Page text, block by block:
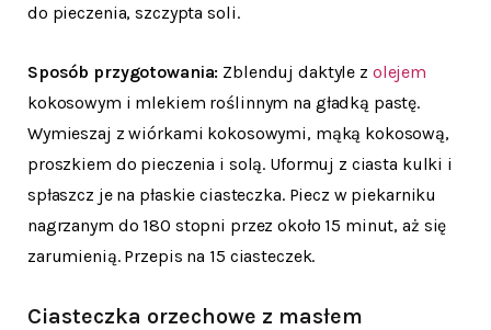
do pieczenia, szczypta soli.
Sposób przygotowania: Zblenduj daktyle z olejem
kokosowym i mlekiem roślinnym na gładką pastę.
Wymieszaj z wiórkami kokosowymi, mąką kokosową,
proszkiem do pieczenia i solą. Uformuj z ciasta kulki i
spłaszcz je na płaskie ciasteczka. Piecz w piekarniku
nagrzanym do 180 stopni przez około 15 minut, aż się
zarumienią. Przepis na 15 ciasteczek.
Ciasteczka orzechowe z masłem